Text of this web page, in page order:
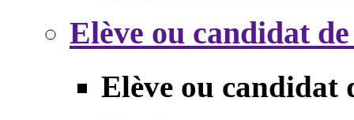
Elève ou candidat
Elève ou candidat